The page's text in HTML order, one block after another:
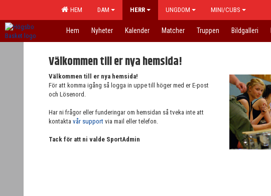
HEM DAM HERR UNGDOM MINI/CUBS
Hem Nyheter Kalender Matcher Truppen Bildgalleri
Välkommen till er nya hemsida!
Välkommen till er nya hemsida!
För att komma igång så logga in uppe till höger med er E-post
och Lösenord.
Har ni frågor eller funderingar om hemsidan så tveka inte att
kontakta vår support via mail eller telefon.
Tack för att ni valde SportAdmin